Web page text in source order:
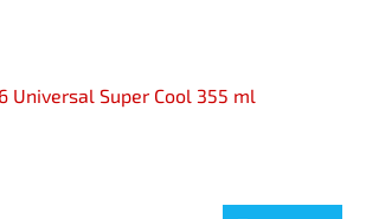
Universal Super Cool 355 ml